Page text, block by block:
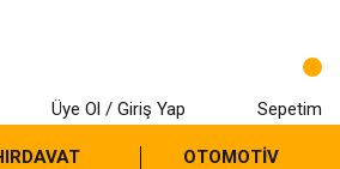
Üye Ol / Giriş Yap Sepetim
OTOMOTİV